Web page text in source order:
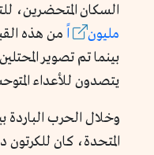
السكان المتحضرين،
مليون
اً من هذه
يتصدون للأعداء
وخلال الحرب الباردة
المتحدة، كان للكرتون